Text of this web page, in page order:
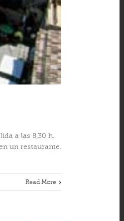
a las 8,30 h.
un restaurante.
Read More